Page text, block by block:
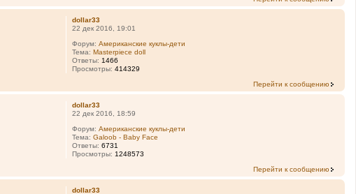
dollar33
22 дек 2016, 19:01
Форум:Американские куклы-дети
Тема:Masterpiece doll
Ответы: 1466
Просмотры:414329
Перейти к сообщению
dollar33
22 дек 2016, 18:59
Форум:Американские куклы-дети
Тема:Galoob - Baby Face
Ответы:6731
Просмотры: 1248573
Перейти к сообщению
dollar33